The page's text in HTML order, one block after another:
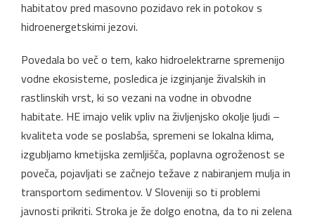
habitatov pred masovno pozidavo rek in potokov s
hidroenergetskimi jezovi.
Povedala bo več o tem, kako hidroelektrarne spremenijo
vodne ekosisteme, posledica je izginjanje živalskih in
rastlinskih vrst, ki so vezani na vodne in obvodne
habitate. HE imajo velik vpliv na življenjsko okolje ljudi –
kvaliteta vode se poslabša, spremeni se lokalna klima,
izgubljamo kmetijska zemljišča, poplavna ogroženost se
poveča, pojavljati se začnejo težave z nabiranjem mulja in
transportom sedimentov. V Sloveniji so ti problemi
javnosti prikriti. Stroka je že dolgo enotna, da to ni zelena